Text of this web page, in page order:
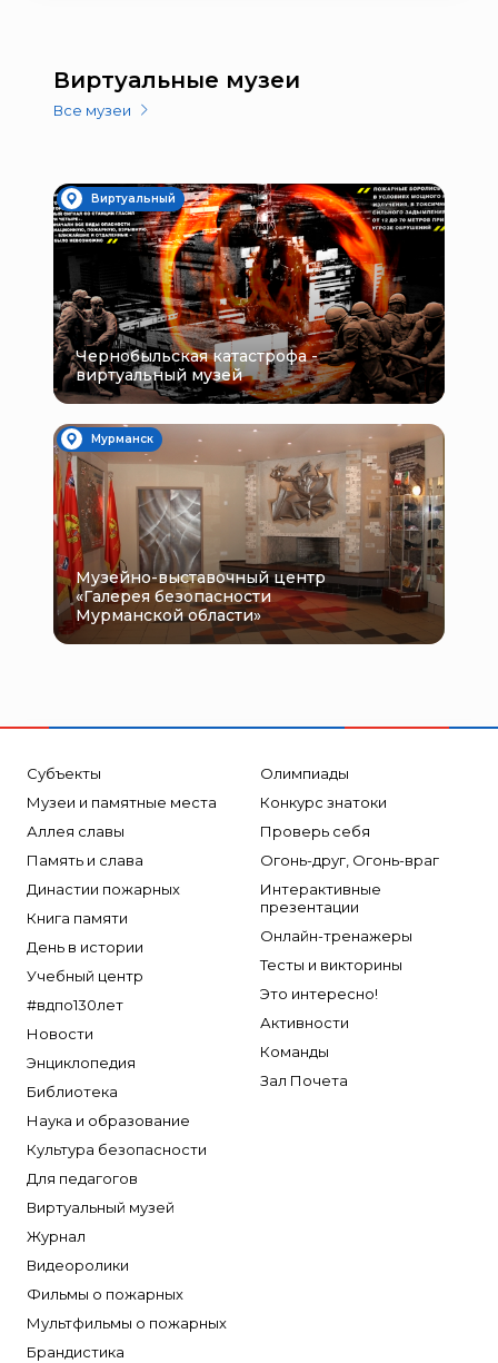
Виртуальные музеи
Все музеи
Виртуальный
Чернобыльская катастрофа -
виртуальный музей
Мурманск
Музейно-выставочный центр
«Галерея безопасности
Мурманской области»
Субъекты
Музеи и памятные места
Аллея славы
Память и слава
Династии пожарных
Книга памяти
День в истории
Учебный центр
#вдпо130лет
Новости
Энциклопедия
Библиотека
Наука и образование
Культура безопасности
Для педагогов
Виртуальный музей
Журнал
Видеоролики
Фильмы о пожарных
Мультфильмы о пожарных
Брандистика
Олимпиады
Конкурс знатоки
Проверь себя
Огонь-друг, Огонь-враг
Интерактивные
презентации
Онлайн-тренажеры
Тесты и викторины
Это интересно!
Активности
Команды
Зал Почета